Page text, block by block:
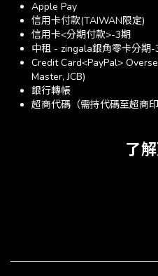
Apple Pay
信用卡付款(TAIWAN限定)
信用卡<分期付款>-3期
中租 - zingala銀角零卡分期-
Credit Card<PayPal>
Master, JCB)
銀行轉帳
超商代碼（需持代碼至超商
了